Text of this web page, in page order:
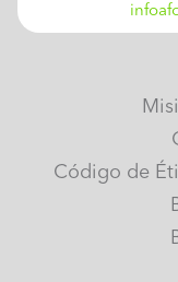
Código de